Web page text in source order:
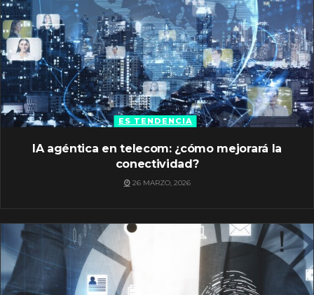
ES TENDENCIA
IA agéntica en telecom: ¿cómo mejorará la
conectividad?
26 MARZO, 2026